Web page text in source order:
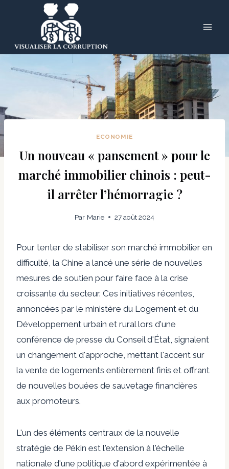
ECONOMIE
Un nouveau « pansement » pour le
marché immobilier chinois : peut-
il arrêter l’hémorragie ?
Par Marie 27 août 2024
Pour tenter de stabiliser son marché immobilier en
difficulté, la Chine a lancé une série de nouvelles
mesures de soutien pour faire face à la crise
croissante du secteur. Ces initiatives récentes,
annoncées par le ministère du Logement et du
Développement urbain et rural lors d'une
conférence de presse du Conseil d'État, signalent
un changement d'approche, mettant l'accent sur
la vente de logements entièrement finis et offrant
de nouvelles bouées de sauvetage financières
aux promoteurs.
L'un des éléments centraux de la nouvelle
stratégie de Pékin est l'extension à l'échelle
nationale d'une politique d'abord expérimentée à